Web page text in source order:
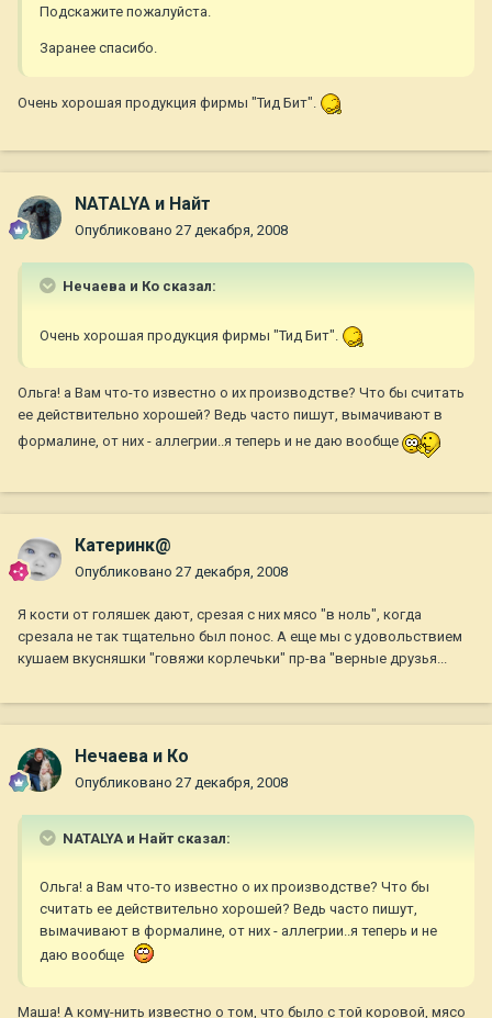
Подскажите пожалуйста.
Заранее спасибо.
Очень хорошая продукция фирмы "Тид Бит".
NATALYA и Найт
Опубликовано 27 декабря, 2008
Нечаева и Ко сказал:
Очень хорошая продукция фирмы "Тид Бит".
Ольга! а Вам что-то известно о их производстве? Что бы считать
ее действительно хорошей? Ведь часто пишут, вымачивают в
формалине, от них - аллегрии..я теперь и не даю вообще
Катеринк@
Опубликовано 27 декабря, 2008
Я кости от голяшек дают, срезая с них мясо "в ноль", когда
срезала не так тщательно был понос. А еще мы с удовольствием
кушаем вкусняшки "говяжи корлечьки" пр-ва "верные друзья...
Нечаева и Ко
Опубликовано 27 декабря, 2008
NATALYA и Найт сказал:
Ольга! а Вам что-то известно о их производстве? Что бы
считать ее действительно хорошей? Ведь часто пишут,
вымачивают в формалине, от них - аллегрии..я теперь и не
даю вообще
Маша! А кому-нить известно о том, что было с той коровой, мясо